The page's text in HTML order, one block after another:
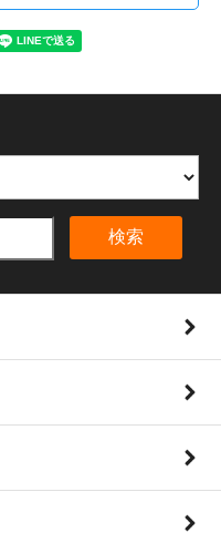
検索